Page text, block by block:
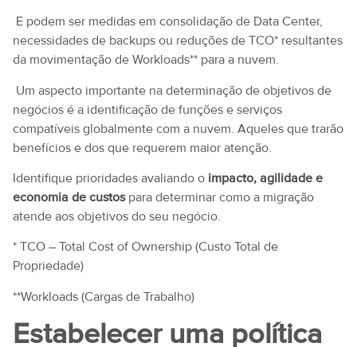
E podem ser medidas em consolidação de Data Center,
necessidades de backups ou reduções de TCO* resultantes
da movimentação de Workloads** para a nuvem.
Um aspecto importante na determinação de objetivos de
negócios é a identificação de funções e serviços
compatíveis globalmente com a nuvem. Aqueles que trarão
benefícios e dos que requerem maior atenção.
Identifique prioridades avaliando o impacto, agilidade e
economia de custos para determinar como a migração
atende aos objetivos do seu negócio.
* TCO – Total Cost of Ownership (Custo Total de
Propriedade)
**Workloads (Cargas de Trabalho)
Estabelecer uma política